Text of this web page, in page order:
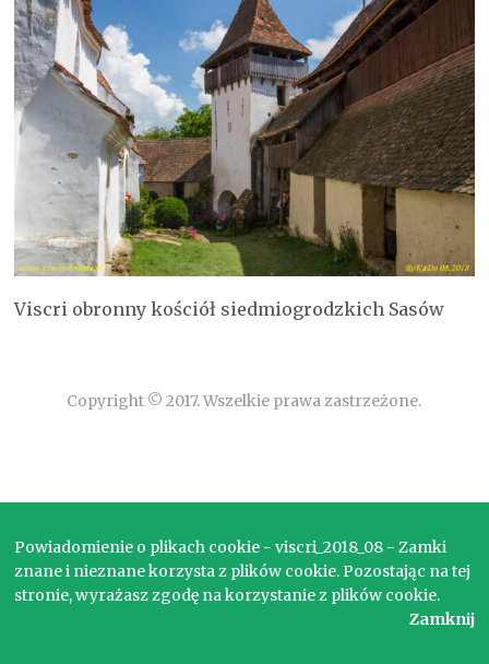
Viscri obronny kościół siedmiogrodzkich Sasów
Copyright © 2017. Wszelkie prawa zastrzeżone.
Powiadomienie o plikach cookie - viscri_2018_08 - Zamki
znane i nieznane korzysta z plików cookie. Pozostając na tej
stronie, wyrażasz zgodę na korzystanie z plików cookie.
Zamknij